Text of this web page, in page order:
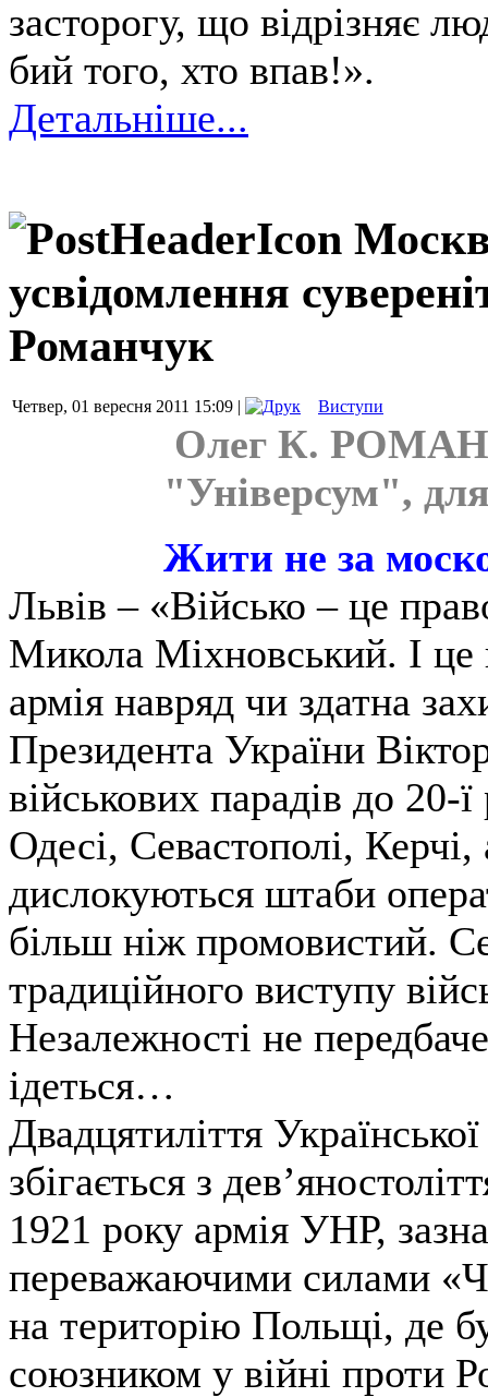
засторогу, що відрізняє
бий того, хто впав!».
Детальніше...
усвідомлення
Романчук
Четвер, 01 вересня 2011 15:09 | Виступи
Олег К.
"Універсум",
Жити не за
Львів – «Військо – це
Микола Міхновський. І це
армія навряд чи здатна
Президента України
військових парадів до 20-
Одесі, Севастополі,
дислокуються штаби
більш ніж промовистий.
традиційного виступу
Незалежності не
ідеться…
Двадцятиліття
збігається з
1921 року армія УНР,
переважаючими силами
на територію Польщі, де
союзником у війні проти